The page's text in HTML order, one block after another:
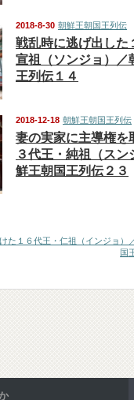
2018-8-30 朝鮮王朝国王列伝
戦乱時に逃げ出した
宣祖（ソンジョ）／
王列伝１４
2018-12-18 朝鮮王朝国王列伝
妻の実家に主導権を
３代王・純祖（スン
鮮王朝国王列伝２３
た１６代王・仁祖（インジョ）
国